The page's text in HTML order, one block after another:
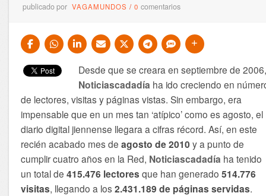
publicado por VAGAMUNDOS /0comentarios
Desde que se creara en septiembre de
Noticiascadadía ha ido creciendo en
de lectores, visitas y páginas vistas. Sin embargo, era
impensable que en un mes tan ‘atípico’ como es agosto, el
diario digital jiennense llegara a cifras récord. Así, en este
recién acabado mes deagosto de 2010 y a punto de
cumplir cuatro años en la Red, Noticiascadadía ha tenido
un total de415.476 lectores que han generado 514.776
visitas, llegando a los2.431.189 de páginas servidas.